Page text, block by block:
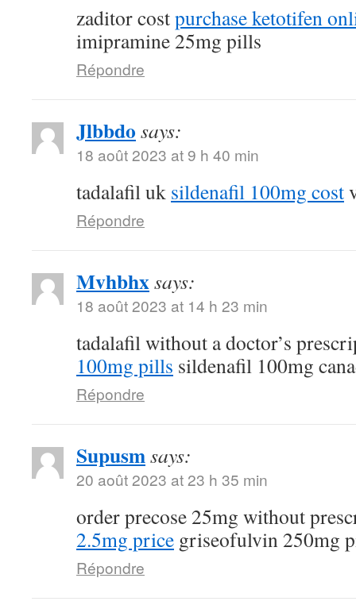
zaditor costpurchase ketotifen
imipramine 25mg pills
Répondre
Jlbbdo says:
18 août 2023 at 9 h 40 min
tadalafil uk sildenafil 100mg cost
Répondre
Mvhbhxsays:
18 août 2023 at 14 h 23 min
tadalafil without a doctor’s
100mg pills sildenafil 100mg
Répondre
Supusmsays:
20 août 2023 at 23 h 35 min
order precose 25mg without
2.5mg price griseofulvin 250mg
Répondre